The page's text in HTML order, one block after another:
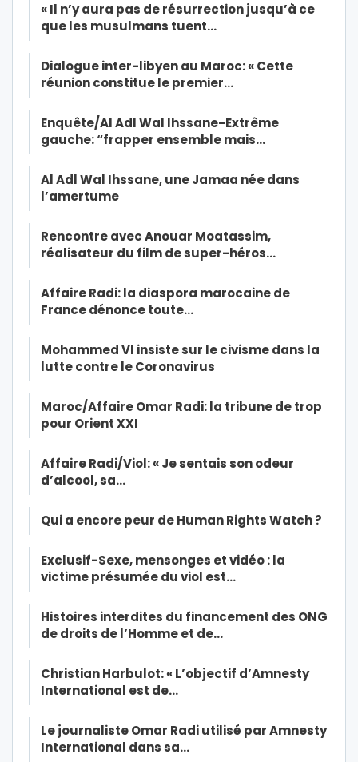
« Il n’y aura pas de résurrection jusqu’à ce
que les musulmans tuent…
Dialogue inter-libyen au Maroc: « Cette
réunion constitue le premier…
Enquête/Al Adl Wal Ihssane-Extrême
gauche: “frapper ensemble mais…
Al Adl Wal Ihssane, une Jamaa née dans
l’amertume
Rencontre avec Anouar Moatassim,
réalisateur du film de super-héros…
Affaire Radi: la diaspora marocaine de
France dénonce toute…
Mohammed VI insiste sur le civisme dans la
lutte contre le Coronavirus
Maroc/Affaire Omar Radi: la tribune de trop
pour Orient XXI
Affaire Radi/Viol: « Je sentais son odeur
d’alcool, sa…
Qui a encore peur de Human Rights Watch ?
Exclusif-Sexe, mensonges et vidéo : la
victime présumée du viol est…
Histoires interdites du financement des ONG
de droits de l’Homme et de…
Christian Harbulot: « L’objectif d’Amnesty
International est de…
Le journaliste Omar Radi utilisé par Amnesty
International dans sa…